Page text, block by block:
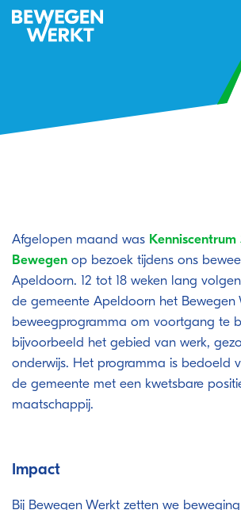
Afgelopen maand was
Bewegen op bezoek tijdens ons
Apeldoorn. 12 tot 18 weken lang
de gemeente Apeldoorn het Bewegen
beweegprogramma om voortgang te
bijvoorbeeld het gebied van werk,
onderwijs. Het programma is bedoeld
de gemeente met een kwetsbare
maatschappij.
Impact
Bij Bewegen Werkt zetten we